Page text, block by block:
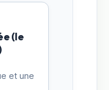
(le
et une